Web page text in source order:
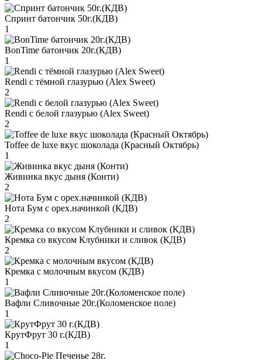
Спринт батончик 50г.(КДВ)
1
BonTime батончик 20г.(КДВ)
1
Rendi с тёмной глазурью (Alex Sweet)
2
Rendi с белой глазурью (Alex Sweet)
2
Toffee de luxe вкус шоколада (Красный Октябрь)
1
Живинка вкус дыня (Конти)
2
Нота Бум с орех.начинкой (КДВ)
2
Кремка со вкусом Клубники и сливок (КДВ)
2
Кремка с молочным вкусом (КДВ)
1
Вафли Сливочные 20г.(Коломенское поле)
1
КрутФрут 30 г.(КДВ)
1